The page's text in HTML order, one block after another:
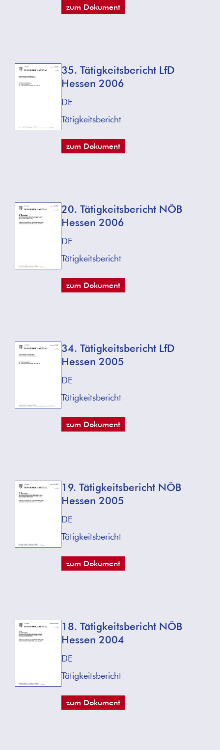
zum Dokument
35. Tätigkeitsbericht LfD
Hessen 2006
DE
Tätigkeitsbericht
zum Dokument
20. Tätigkeitsbericht NÖB
Hessen 2006
DE
Tätigkeitsbericht
zum Dokument
34. Tätigkeitsbericht LfD
Hessen 2005
DE
Tätigkeitsbericht
zum Dokument
19. Tätigkeitsbericht NÖB
Hessen 2005
DE
Tätigkeitsbericht
zum Dokument
18. Tätigkeitsbericht NÖB
Hessen 2004
DE
Tätigkeitsbericht
zum Dokument